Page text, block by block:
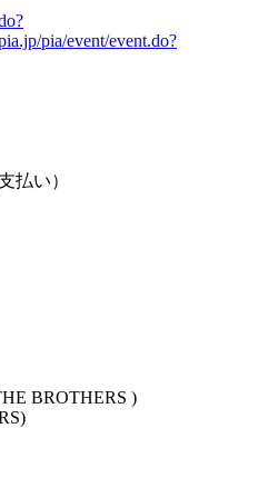
pia/event/event.do?
払い）
BROTHERS )